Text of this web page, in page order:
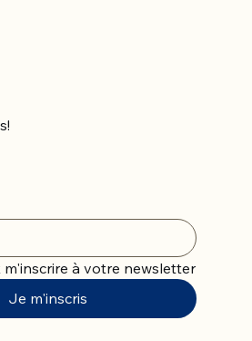
m'inscrire à votre newsletter
Je m'inscris